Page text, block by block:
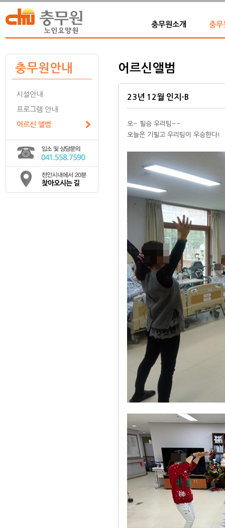
충무원소개 충무
충무원안내
시설안내
프로그램 안내
어르신 앨범
어르신앨범
23년 12월 인지-B
오~ 필승 우리팀~~
오늘은 기필고 우리팀이 우승한다!